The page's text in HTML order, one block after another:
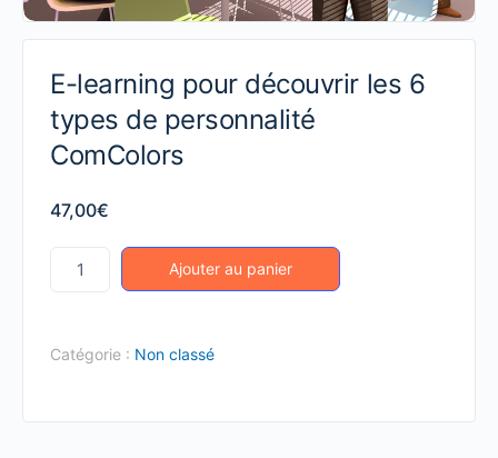
E-learning pour découvrir les 6
types de personnalité
ComColors
47,00€
quantité
de
learning
Ajouter au panier
Catégorie : Non classé